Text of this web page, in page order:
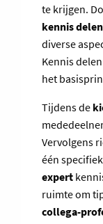
te krijgen.
kennis delen
diverse
Kennis
het
Tijdens de
Vervolgens
één
expert
ruimte om
collega-